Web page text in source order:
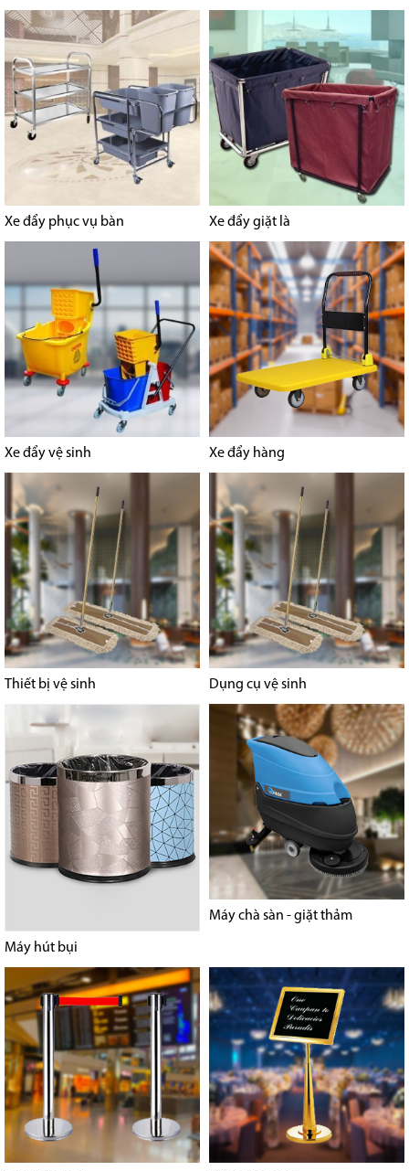
Xe đẩy phục vụ bàn Xe đẩy giặt là
Xe đẩy vệ sinh Xe đẩy hàng
Thiết bị vệ sinh Dụng cụ vệ sinh
Máy hút bụi
Máy chà sàn - giặt thảm